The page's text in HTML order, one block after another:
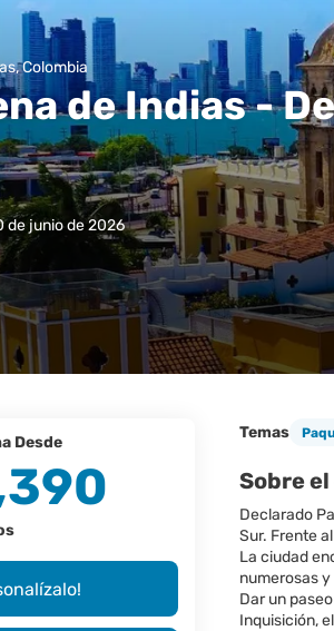
Colombia
de Indias -
de junio de 2026
Temas
Sobre
Declarado
Sur. Frente
La ciudad
numerosas
Dar un
Inquisición,
Desde